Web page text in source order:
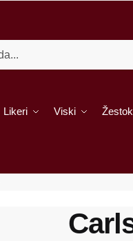
Likeri Viski